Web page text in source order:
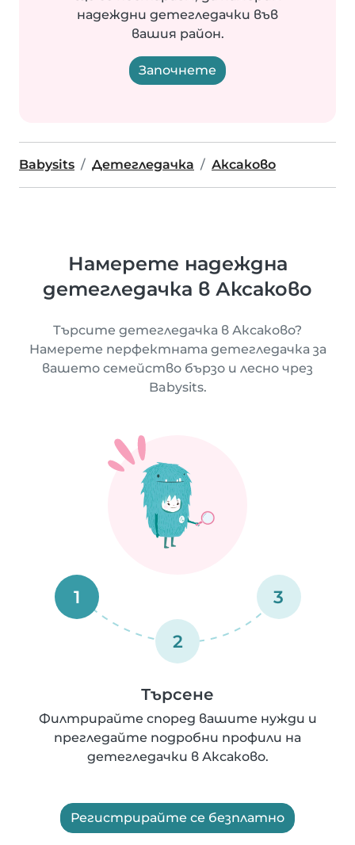
надеждни детегледачки във
вашия район.
Започнете
Babysits Детегледачка Аксаково
Намерете надеждна
детегледачка в Аксаково
Търсите детегледачка в Аксаково?
Намерете перфектната детегледачка за
вашето семейство бързо и лесно чрез
Babysits.
1
2
3
Търсене
Филтрирайте според вашите нужди и
прегледайте подробни профили на
детегледачки в Аксаково.
Регистрирайте се безплатно